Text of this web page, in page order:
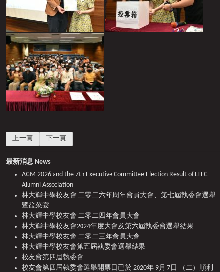
上一篇文章: 林大輝中學校友會 二零二三年會員大會
上一頁 下一篇文章: 校友會第四屆執委會
下一頁
最新消息 News
AGM 2026 and the 7th Executive Committee Election Result of LTFC
Alumni Association
林大輝中學校友會 二零二六年周年會員大會、第七屆執委會選舉
暨盆菜宴
林大輝中學校友會 二零二四年會員大會
林大輝中學校友會2024年度大會及第六屆執委會選舉結果
林大輝中學校友會 二零二三年會員大會
林大輝中學校友會第五屆執委會選舉結果
校友會第四屆執委會
校友會第四屆執委會選舉開票日已於 2020年 9月 7日 （二）順利